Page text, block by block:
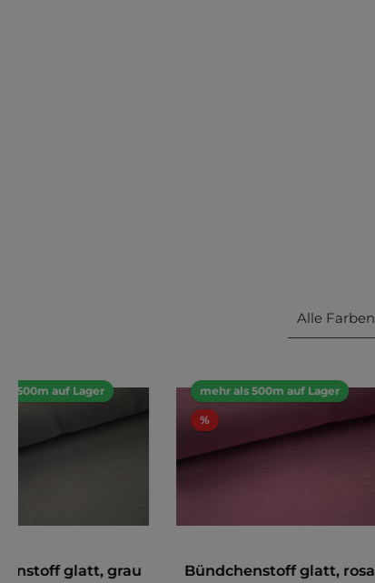
Alle Farben
500m auf Lager
glatt, grau
mehr als 500m auf Lager
%
Bündchenstoff glatt, rosa